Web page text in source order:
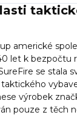
americké
let k bezpočtu
se stala
výrobek
pouze z těch